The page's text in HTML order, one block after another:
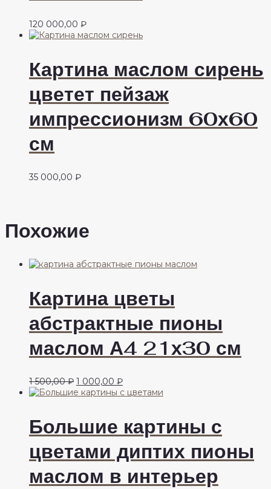
120 000,00 ₽
Картина маслом сирень
цветет пейзаж
импрессионизм 60х60
см
35 000,00 ₽
Похожие
Картина цветы
абстрактные пионы
маслом А4 21х30 см
1 500,00₽ Первоначальная
цена
500,00 ₽.
1 000,00 ₽Текущая
цена:
Большие картины с
цветами диптих пионы
маслом в интерьер